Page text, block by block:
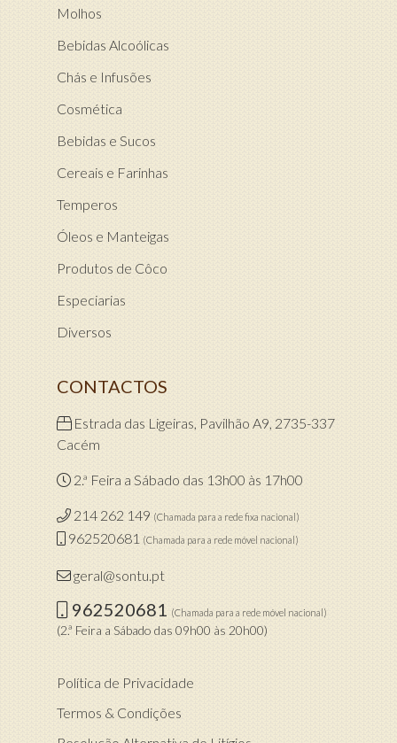
Molhos
Bebidas Alcoólicas
Chás e Infusões
Cosmética
Bebidas e Sucos
Cereais e Farinhas
Temperos
Óleos e Manteigas
Produtos de Côco
Especiarias
Diversos
CONTACTOS
Estrada das Ligeiras, Pavilhão A9, 2735-337
Cacém
2.ª Feira a Sábado das 13h00 às 17h00
214 262 149 (Chamada para a rede fixa nacional)
962520681 (Chamada para a rede móvel nacional)
geral@sontu.pt
962520681 (Chamada para a rede móvel nacional)
(2.ª Feira a Sábado das 09h00 às 20h00)
Política de Privacidade
Termos & Condições